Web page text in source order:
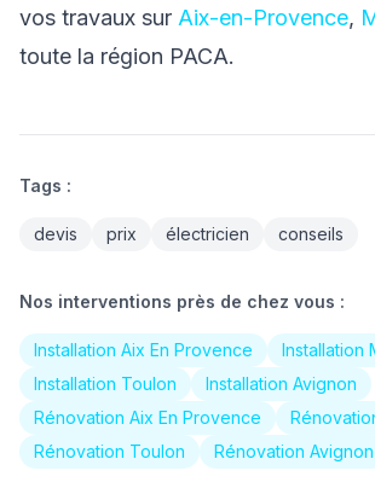
vos travaux sur Aix-en-Provence,
toute la région PACA.
Tags :
devis prix électricien conseils
Nos interventions près de chez vous :
Installation Aix En Provence
Installation
Installation Toulon
Installation Avignon
Rénovation Aix En Provence
Rénovation Toulon
Rénovation Avignon